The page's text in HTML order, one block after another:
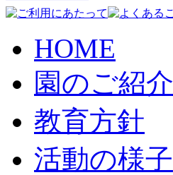
HOME
園のご紹介
教育方針
活動の様子